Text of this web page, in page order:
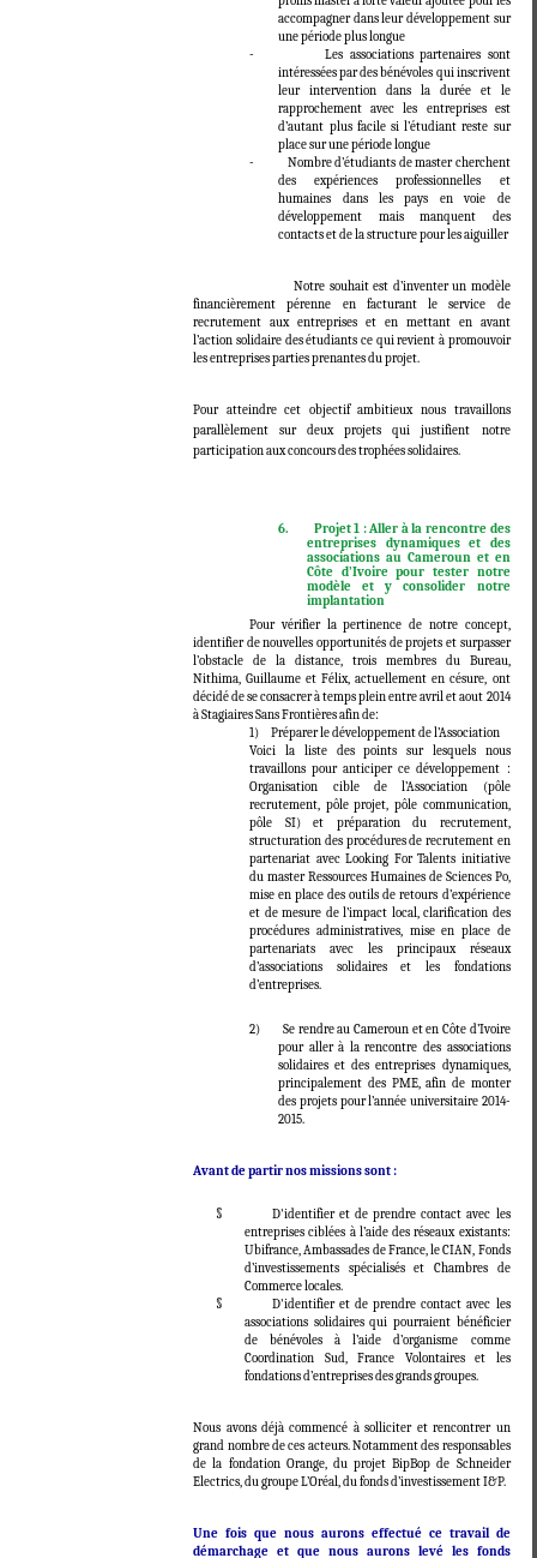
accompagner dans leur développement sur
une période plus longue
- Les associations partenaires sont
intéressées par des bénévoles qui inscrivent
leur intervention dans la durée et le
rapprochement avec les entreprises est
d’autant plus facile si l’étudiant reste sur
place sur une période longue
- Nombre d’étudiants de master cherchent
des expériences professionnelles et
humaines dans les pays en voie de
développement mais manquent des
contacts et de la structure pour les aiguiller
Notre souhait est d’inventer un modèle
financièrement pérenne en facturant le service de
recrutement aux entreprises et en mettant en avant
l’action solidaire des étudiants ce qui revient à promouvoir
les entreprises parties prenantes du projet.
Pour atteindre cet objectif ambitieux nous travaillons
parallèlement sur deux projets qui justifient notre
participation aux concours des trophées solidaires.
6.
Projet 1 : Aller à la rencontre des
entreprises dynamiques et des
associations au Cameroun et en
Côte d’Ivoire pour tester notre
modèle et y consolider notre
implantation
Pour vérifier la pertinence de notre concept,
identifier de nouvelles opportunités de projets et surpasser
l’obstacle de la distance, trois membres du Bureau,
Nithima, Guillaume et Félix, actuellement en césure, ont
décidé de se consacrer à temps plein entre avril et aout 2014
à Stagiaires Sans Frontières afin de:
1) Préparer le développement de l’Association
Voici la liste des points sur lesquels nous
travaillons pour anticiper ce développement :
Organisation cible de l’Association (pôle
recrutement, pôle projet, pôle communication,
pôle SI) et préparation du recrutement,
structuration des procédures de recrutement en
partenariat avec Looking For Talents initiative
du master Ressources Humaines de Sciences Po,
mise en place des outils de retours d’expérience
et de mesure de l’impact local, clarification des
procédures administratives, mise en place de
partenariats avec les principaux réseaux
d’associations solidaires et les fondations
d’entreprises.
2) Se rendre au Cameroun et en Côte d’Ivoire
pour aller à la rencontre des associations
solidaires et des entreprises dynamiques,
principalement des PME, afin de monter
des projets pour l’année universitaire 2014-
2015.
Avant de partir nos missions sont :
§ D'identifier et de prendre contact avec les
entreprises ciblées à l’aide des réseaux existants:
Ubifrance, Ambassades de France, le CIAN, Fonds
d’investissements spécialisés et Chambres de
Commerce locales.
§ D'identifier et de prendre contact avec les
associations solidaires qui pourraient bénéficier
de bénévoles à l’aide d’organisme comme
Coordination Sud, France Volontaires et les
fondations d’entreprises des grands groupes.
Nous avons déjà commencé à solliciter et rencontrer un
grand nombre de ces acteurs. Notamment des responsables
de la fondation Orange, du projet BipBop de Schneider
Electrics, du groupe L’Oréal, du fonds d’investissement I&P.
Une fois que nous aurons effectué ce travail de
démarchage et que nous aurons levé les fonds